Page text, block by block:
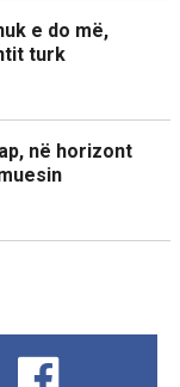
e do më,
turk
në horizont